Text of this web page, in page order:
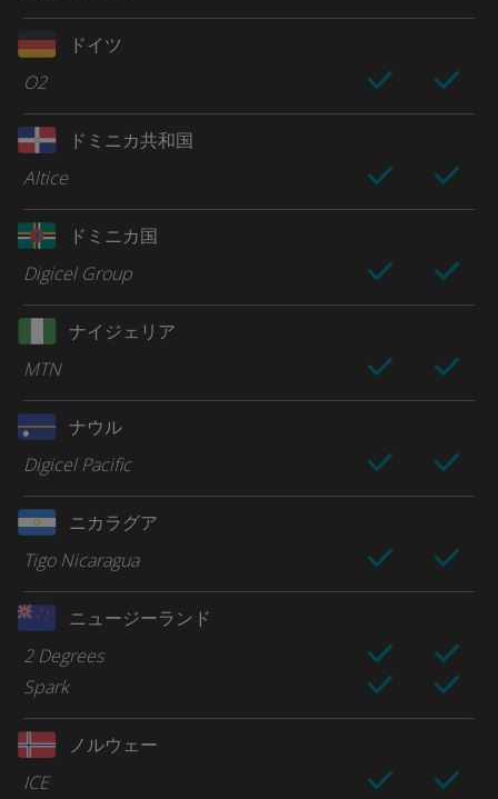
ドイツ
O2
ドミニカ共和国
Altice
ドミニカ国
Digicel Group
ナイジェリア
MTN
ナウル
Digicel Pacific
ニカラグア
Tigo Nicaragua
ニュージーランド
2 Degrees
Spark
ノルウェー
ICE